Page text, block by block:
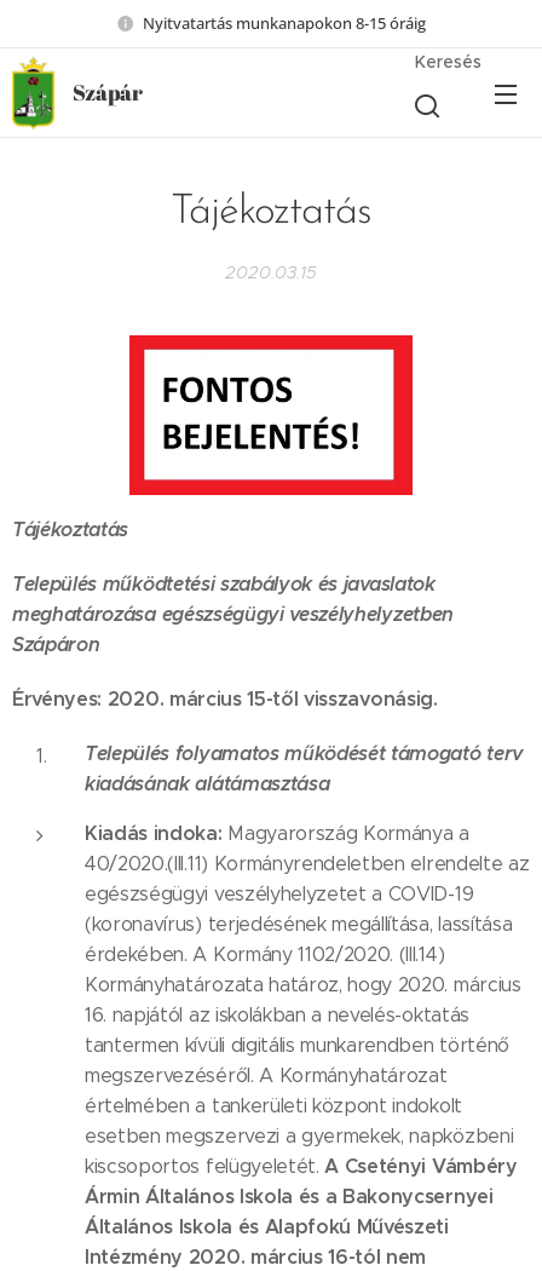
Nyitvatartás munkanapokon 8-15 óráig
Szápár
Keresés
Tájékoztatás
2020.03.15
Tájékoztatás
Település működtetési szabályok és javaslatok
meghatározása egészségügyi veszélyhelyzetben
Szápáron
Érvényes: 2020. március 15-től visszavonásig.
Település folyamatos működését támogató terv
kiadásának alátámasztása
Kiadás indoka: Magyarország Kormánya a
40/2020.(III.11) Kormányrendeletben elrendelte az
egészségügyi veszélyhelyzetet a COVID-19
(koronavírus) terjedésének megállítása, lassítása
érdekében. A Kormány 1102/2020. (III.14)
Kormányhatározata határoz, hogy 2020. március
16. napjától az iskolákban a nevelés-oktatás
tantermen kívüli digitális munkarendben történő
megszervezéséről. A Kormányhatározat
értelmében a tankerületi központ indokolt
esetben megszervezi a gyermekek, napközbeni
kiscsoportos felügyeletét.A Csetényi Vámbéry
Ármin Általános Iskola és a Bakonycsernyei
Általános Iskola és Alapfokú Művészeti
Intézmény 2020. március 16-tól nem